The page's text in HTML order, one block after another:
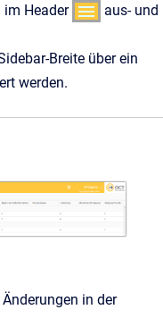
im Header
aus- und
Breite über ein
werden.
in der